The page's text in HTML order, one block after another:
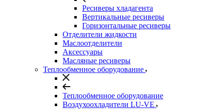
Ресиверы хладагента
Вертикальные ресиверы
Горизонтальные ресиверы
Отделители жидкости
Маслоотделители
Аксессуары
Масляные ресиверы
Теплообменное оборудование
Теплообменное оборудование
Воздухоохладители LU-VE